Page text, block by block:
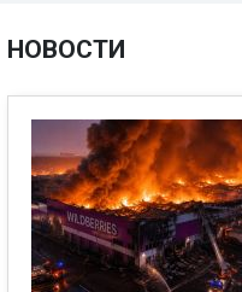
НОВОСТИ